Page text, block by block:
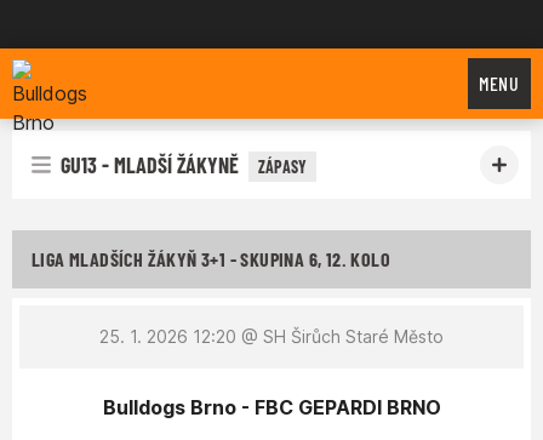
Bulldogs Brno
MENU
GU13 - MLADŠÍ ŽÁKYNĚ ZÁPASY
LIGA MLADŠÍCH ŽÁKYŇ 3+1 - SKUPINA 6, 12. KOLO
25. 1. 2026 12:20 @ SH Širůch Staré Město
Bulldogs Brno - FBC GEPARDI BRNO